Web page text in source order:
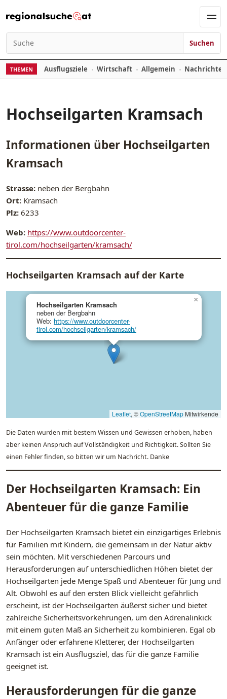
Suchen nach:
Suchen
THEMEN Ausflugsziele Wirtschaft Allgemein
Hochseilgarten Kramsach
Informationen über Hochseilgarten
Kramsach
Strasse: neben der Bergbahn
Ort: Kramsach
Plz: 6233
Web: https://www.outdoorcenter-
tirol.com/hochseilgarten/kramsach/
Hochseilgarten Kramsach auf der Karte
Hochseilgarten Kramsach
neben der Bergbahn
Web: https://www.outdoorcenter-
tirol.com/hochseilgarten/kramsach/
×
Leaflet, ©OpenStreetMap Mitwirkende
Die Daten wurden mit bestem Wissen und Gewissen erhoben, haben
aber keinen Anspruch auf Vollständigkeit und Richtigkeit. Sollten Sie
einen Fehler finden, so bitten wir um Nachricht. Danke
Der Hochseilgarten Kramsach: Ein
Abenteuer für die ganze Familie
Der Hochseilgarten Kramsach bietet ein einzigartiges Erlebnis
für Familien mit Kindern, die gemeinsam in der Natur aktiv
sein möchten. Mit verschiedenen Parcours und
Herausforderungen auf unterschiedlichen Höhen bietet der
Hochseilgarten jede Menge Spaß und Abenteuer für Jung und
Alt. Obwohl es auf den ersten Blick vielleicht gefährlich
erscheint, ist der Hochseilgarten äußerst sicher und bietet
zahlreiche Sicherheitsvorkehrungen, um den Adrenalinkick
mit einem guten Maß an Sicherheit zu kombinieren. Egal ob
Anfänger oder erfahrene Kletterer, der Hochseilgarten
Kramsach ist ein Ausflugsziel, das für die ganze Familie
geeignet ist.
Herausforderungen für die ganze